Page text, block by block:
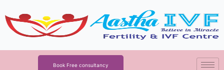
to
content
Book Free consultancy